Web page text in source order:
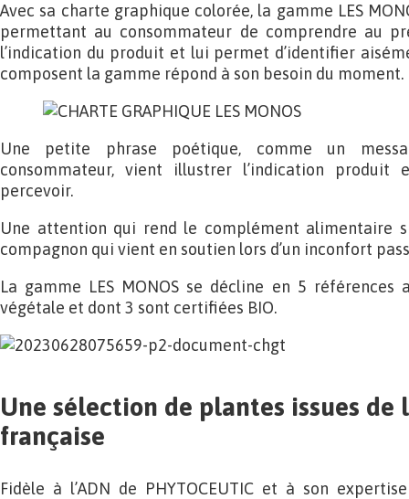
Avec sa charte graphique colorée, la gamme LES
permettant au consommateur de comprendre au
l’indication du produit et lui permet d’identifier
composent la gamme répond à son besoin du moment.
Une petite phrase poétique, comme un
consommateur, vient illustrer l’indication
percevoir.
Une attention qui rend le complément alimentaire
compagnon qui vient en soutien lors d’un inconfort
La gamme LES MONOS se décline en 5 références
végétale et dont 3 sont certifiées BIO.
Une sélection de plantes issues de
française
Fidèle à l’ADN de PHYTOCEUTIC et à son